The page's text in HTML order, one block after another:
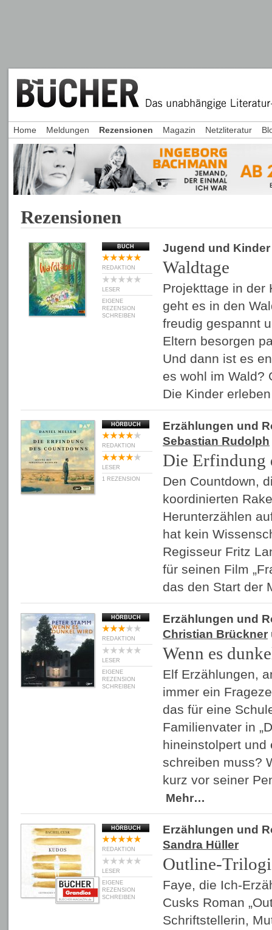
Rezensionen
BUCH
REDAKTION
LESER
EIGENE
REZENSION
SCHREIBEN
Jugend und Kinder
Waldtage
Projekttage in der
geht es in den
freudig gespannt
Eltern besorgen
Und dann ist es
es wohl im Wald?
Die Kinder
HÖRBUCH
REDAKTION
LESER
1 REZENSION
Erzählungen und
Sebastian Rudolph
Die Erfindung
Den Countdown,
koordinierten
Herunterzählen
hat kein
Regisseur Fritz
für seinen Film
das den Start
HÖRBUCH
REDAKTION
LESER
EIGENE
REZENSION
SCHREIBEN
Erzählungen und
Christian Brückner
Wenn es
Elf Erzählungen,
immer ein
das für eine
Familienvater in
hineinstolpert und
schreiben muss?
kurz vor seiner
Mehr…
HÖRBUCH
REDAKTION
LESER
EIGENE
REZENSION
SCHREIBEN
Erzählungen und
Sandra Hüller
Outline-
Faye, die Ich-
Cusks Roman
Schriftstellerin,
Home Meldungen Rezensionen Magazin Netzliteratur